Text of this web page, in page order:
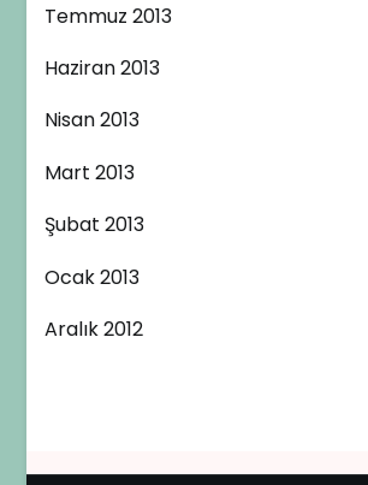
Temmuz 2013
Haziran 2013
Nisan 2013
Mart 2013
Şubat 2013
Ocak 2013
Aralık 2012